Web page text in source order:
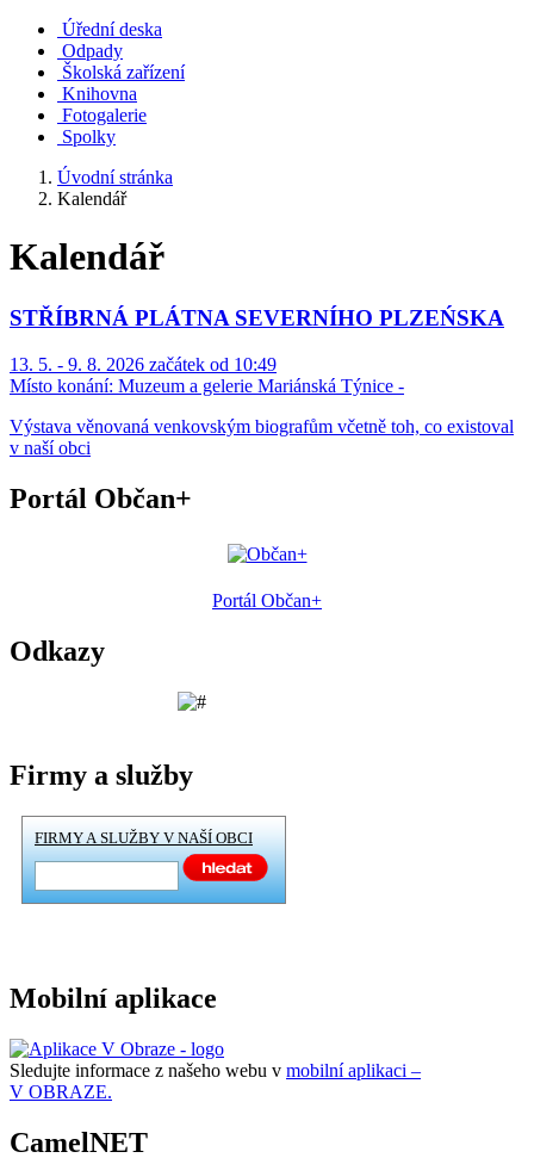
Úřední deska
Odpady
Školská zařízení
Knihovna
Fotogalerie
Spolky
Úvodní stránka
Kalendář
Kalendář
STŘÍBRNÁ PLÁTNA SEVERNÍHO PLZEŃSKA
13. 5. - 9. 8. 2026 začátek od 10:49
Místo konání: Muzeum a gelerie Mariánská Týnice -
Výstava věnovaná venkovským biografům včetně toh, co existoval
v naší obci
Portál Občan+
Portál Občan+
Odkazy
Firmy a služby
FIRMY A SLUŽBY V NAŠÍ OBCI
Mobilní aplikace
Sledujte informace z našeho webu v mobilní aplikaci –
V OBRAZE.
CamelNET